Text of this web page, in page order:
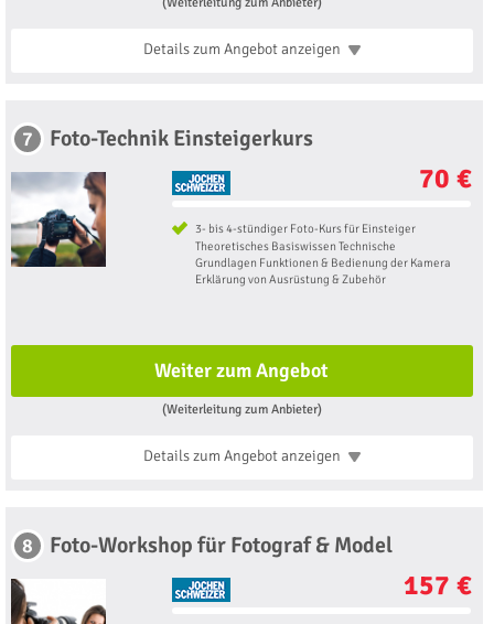
Details zum Angebotanzeigen
7 Foto-Technik Einsteigerkurs
70 €
3- bis 4-stündiger Foto-Kurs für Einsteiger
Theoretisches Basiswissen Technische
Grundlagen Funktionen & Bedienung der Kamera
Erklärung von Ausrüstung & Zubehör
Weiter zum Angebot
(Weiterleitung zum Anbieter)
Details zum Angebotanzeigen
8 Foto-Workshop für Fotograf & Model
157 €